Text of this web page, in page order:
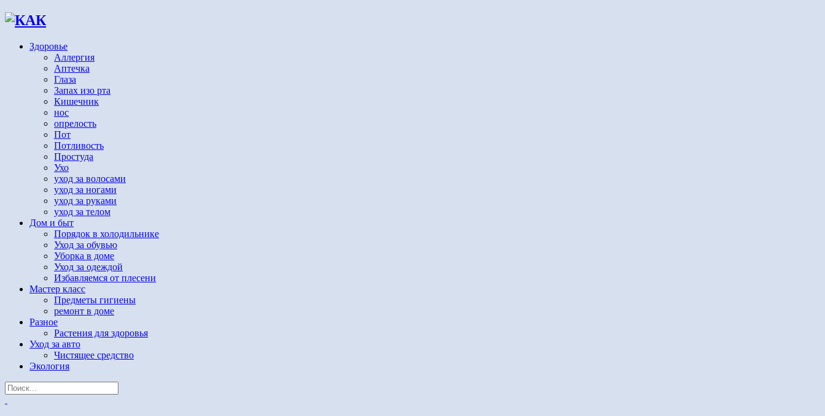
Здоровье
Аллергия
Аптечка
Глаза
Запах изо рта
Кишечник
нос
опрелость
Пот
Потливость
Простуда
Ухо
уход за волосами
уход за ногами
уход за руками
уход за телом
Дом и быт
Порядок в холодильнике
Уход за обувью
Уборка в доме
Уход за одеждой
Избавляемся от плесени
Мастер класс
Предметы гигиены
ремонт в доме
Разное
Растения для здоровья
Уход за авто
Чистящее средство
Экология